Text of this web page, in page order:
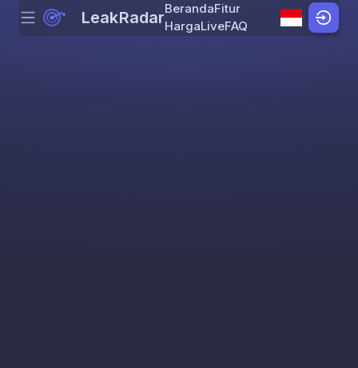
Skip to content
Menu LeakRadarBerandaFitur
HargaLiveFAQ